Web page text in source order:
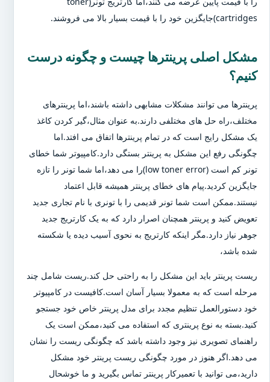
cartridges)جایگزین خود را با قیمت بسیار بالا می فروشند.
مشکل اصلی پرینترها چیست و چگونه درست
کنیم؟
پرینترها می توانند مشکلات مشابهی داشته باشند،اما پرینترهای
مختلف،راه حل های مختلفی دارند.به عنوان مثال،گیر کردن کاغذ
یک مشکل رایج است که در تمام پرینترها اتفاق می افتد.اما
چگونگی رفع این مشکل به پرینتر بستگی دارد.کامپیوتر شما خطای
تونر کم است (low toner error)را می دهد،اما شما تونر را تازه
جایگزین کردید.پیام های خطای پرینتر همیشه قابل اعتماد
نیستند.ممکن است شما تونر قدیمی را با تونری با نام تجاری جدید
تعویض کنید و پرینتر همچنان اصرار دارد که به یک کارتریج جدید
جوهر نیاز دارد.مگر اینکه کارتریج به نحوی آسیب دیده یا شکسته
شده باشد،
ریست پرینتر باید این مشکل را به راحتی حل کند.ریست شامل چند
مرحله است که به معمولا بسیار آسان است.کافیست در کامپیوتر
خود دستورالعمل تنظیم مجدد برای مدل پرینتر خاص خود جستجو
کنید.بسته به نوع پرینتری که استفاده می کنید،ممکن است یک
راهنمای تصویری نیز وجود داشته باشد که چگونگی ریست را نشان
می دهد.اگر هنوز در مورد چگونگی ریست پرینتر خود مشکل
دارید،می توانید با تعمیرکار پرینتر تماس بگیرید و ما خوشحال